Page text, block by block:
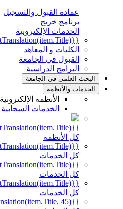
عمادة القبول والتسجيل
برنامج خريج
الخدمات الإلكترونية
{{mmc.getCurrentTranslation(item.Title)}}
الكليات و المعاهد
القبول في الجامعة
البرامج الدراسية
البحث العلمي في الجامعة
الخدمات والأنظمة
الأنظمة الإلكترونية
الخدمات السحابية
{{mmc.getCurrentTranslation(item.Title)}}
كل الأنظمة
{{mmc.getCurrentTranslation(item.Title)}}
كل الخدمات
{{mmc.getCurrentTranslation(item.Title)}}
كل الخدمات
{{mmc.getCurrentTranslation(item.Title)}}
كل الخدمات
{{mmc.getTrimmedTranslation(item.Title, 45)}}